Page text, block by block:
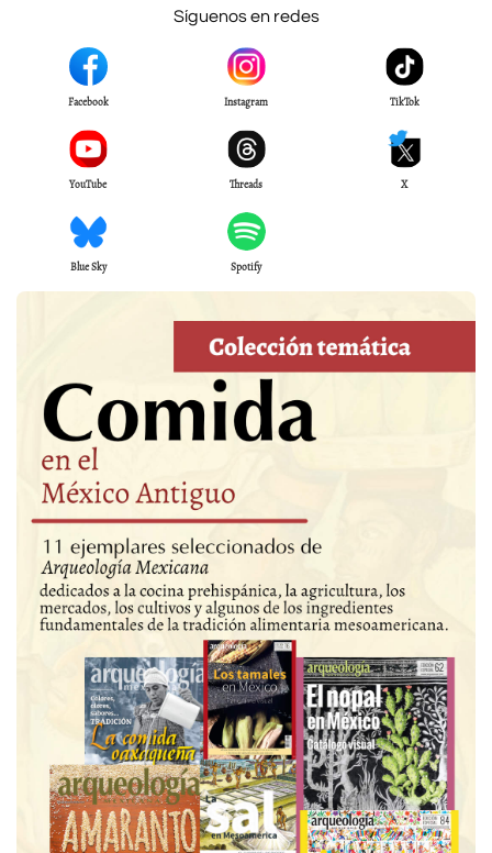
Síguenos en redes
Facebook Instagram TikTok
YouTube Threads X
Blue Sky Spotify